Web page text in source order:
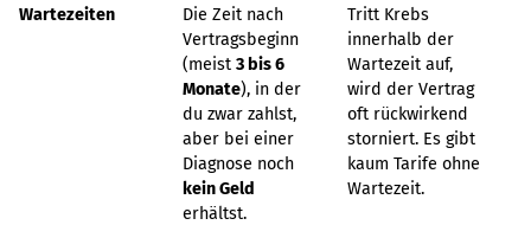
Wartezeiten
Die Zeit nach
Vertragsbeginn
(meist 3 bis 6
Monate), in der
du zwar zahlst,
aber bei einer
Diagnose noch
kein Geld
erhältst.
Tritt Krebs
innerhalb der
Wartezeit auf,
wird der Vertrag
oft rückwirkend
storniert. Es gibt
kaum Tarife ohne
Wartezeit.